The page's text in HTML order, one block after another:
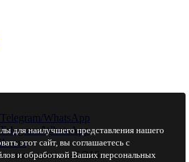
WhatsApp
WhatsApp
2-Е/216
для наилучшего представления нашего
этот сайт, вы соглашаетесь с
и обработкой Ваших персональных